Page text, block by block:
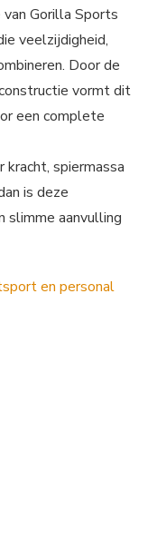
Gorilla Sports
veelzijdigheid,
Door de
vormt dit
een complete
spiermassa
is deze
slimme aanvulling